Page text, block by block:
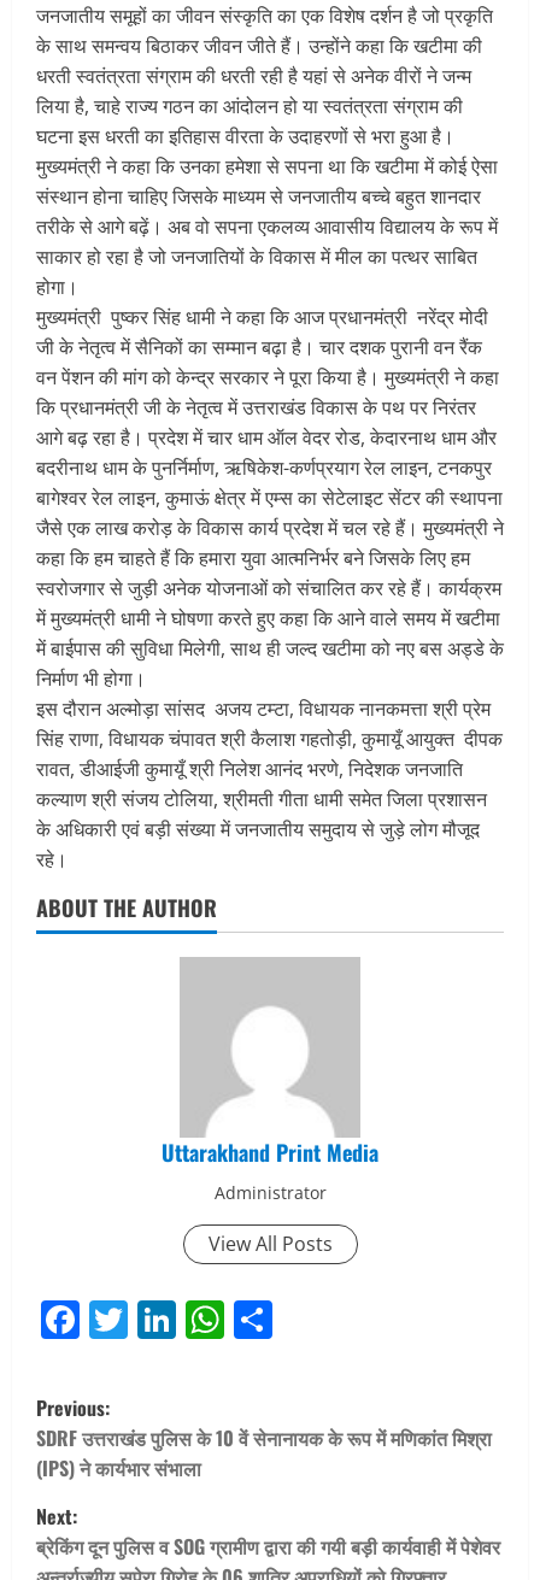
जनजातीय समूहों का जीवन संस्कृति का एक विशेष दर्शन है जो प्रकृति
के साथ समन्वय बिठाकर जीवन जीते हैं। उन्होंने कहा कि खटीमा की
धरती स्वतंत्रता संग्राम की धरती रही है यहां से अनेक वीरों ने जन्म
लिया है, चाहे राज्य गठन का आंदोलन हो या स्वतंत्रता संग्राम की
घटना इस धरती का इतिहास वीरता के उदाहरणों से भरा हुआ है।
मुख्यमंत्री ने कहा कि उनका हमेशा से सपना था कि खटीमा में कोई ऐसा
संस्थान होना चाहिए जिसके माध्यम से जनजातीय बच्चे बहुत शानदार
तरीके से आगे बढ़ें। अब वो सपना एकलव्य आवासीय विद्यालय के रूप में
साकार हो रहा है जो जनजातियों के विकास में मील का पत्थर साबित
होगा।
मुख्यमंत्री पुष्कर सिंह धामी ने कहा कि आज प्रधानमंत्री नरेंद्र मोदी
जी के नेतृत्व में सैनिकों का सम्मान बढ़ा है। चार दशक पुरानी वन रैंक
वन पेंशन की मांग को केन्द्र सरकार ने पूरा किया है। मुख्यमंत्री ने कहा
कि प्रधानमंत्री जी के नेतृत्व में उत्तराखंड विकास के पथ पर निरंतर
आगे बढ़ रहा है। प्रदेश में चार धाम ऑल वेदर रोड, केदारनाथ धाम और
बदरीनाथ धाम के पुनर्निर्माण, ऋषिकेश-कर्णप्रयाग रेल लाइन, टनकपुर
बागेश्वर रेल लाइन, कुमाऊं क्षेत्र में एम्स का सेटेलाइट सेंटर की स्थापना
जैसे एक लाख करोड़ के विकास कार्य प्रदेश में चल रहे हैं। मुख्यमंत्री ने
कहा कि हम चाहते हैं कि हमारा युवा आत्मनिर्भर बने जिसके लिए हम
स्वरोजगार से जुड़ी अनेक योजनाओं को संचालित कर रहे हैं। कार्यक्रम
में मुख्यमंत्री धामी ने घोषणा करते हुए कहा कि आने वाले समय में खटीमा
में बाईपास की सुविधा मिलेगी, साथ ही जल्द खटीमा को नए बस अड्डे के
निर्माण भी होगा।
इस दौरान अल्मोड़ा सांसद अजय टम्टा, विधायक नानकमत्ता श्री प्रेम
सिंह राणा, विधायक चंपावत श्री कैलाश गहतोड़ी, कुमायूँ आयुक्त दीपक
रावत, डीआईजी कुमायूँ श्री निलेश आनंद भरणे, निदेशक जनजाति
कल्याण श्री संजय टोलिया, श्रीमती गीता धामी समेत जिला प्रशासन
के अधिकारी एवं बड़ी संख्या में जनजातीय समुदाय से जुड़े लोग मौजूद
रहे।
ABOUT THE AUTHOR
Uttarakhand Print Media
Administrator
View All Posts
Facebook
Twitter
LinkedIn
WhatsApp
P
o
s
t
Previous:
SDRF उत्तराखंड पुलिस के 10 वें सेनानायक के रूप में मणिकांत मिश्रा
(IPS) ने कार्यभार संभाला
Next:
ब्रेकिंग दून पुलिस व SOG ग्रामीण द्वारा की गयी बड़ी कार्यवाही में पेशेवर